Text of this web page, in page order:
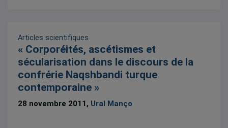
Articles scientifiques
« Corporéités, ascétismes et
sécularisation dans le discours de la
confrérie Naqshbandi turque
contemporaine »
28 novembre 2011, Ural Manço